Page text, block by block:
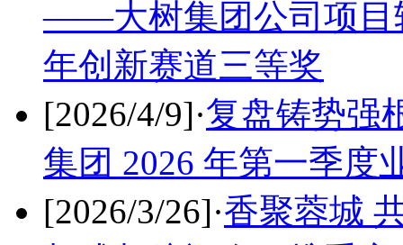
——大树集团公司项目
年创新赛道三等奖
[2026/4/9]·复盘铸势强
集团 2026 年第一季度
[2026/3/26]·香聚蓉城